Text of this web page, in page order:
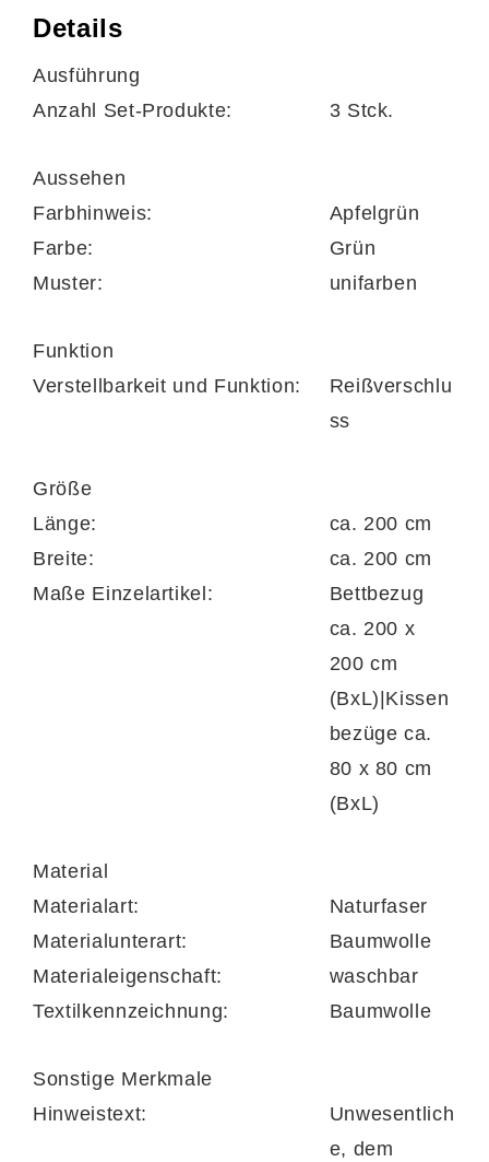
Satinbettwäsche äußerst pflegeleicht. Die
trocknergeeignet. Des Weiteren ist in den
Details
Ausführung
Anzahl Set-Produkte:
3 Stck.
Aussehen
Farbhinweis:
Apfelgrün
Farbe:
Grün
Muster:
unifarben
Funktion
Verstellbarkeit und Funktion:
Reißverschlu
ss
Größe
Länge:
ca. 200 cm
Breite:
ca. 200 cm
Maße Einzelartikel:
Bettbezug
ca. 200 x
200 cm
(BxL)|Kissen
bezüge ca.
80 x 80 cm
(BxL)
Material
Materialart:
Naturfaser
Materialunterart:
Baumwolle
Materialeigenschaft:
waschbar
Textilkennzeichnung:
Baumwolle
Sonstige Merkmale
Hinweistext:
Unwesentlich
e, dem